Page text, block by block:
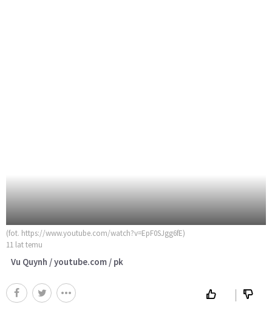
(fot. https://www.youtube.com/watch?v=EpF0SJgg6fE)
11 lat temu
Vu Quynh / youtube.com / pk